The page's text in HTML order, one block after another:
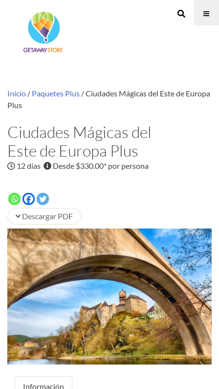
Inicio / Paquetes Plus / Ciudades Mágicas del Este de Europa
Plus
Ciudades Mágicas del
Este de Europa Plus
12 días Desde $330.00* por persona
Descargar PDF
Información